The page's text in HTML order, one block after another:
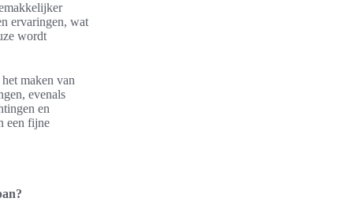
ervaringen, wat
wordt
maken van
evenals
en
een fijne